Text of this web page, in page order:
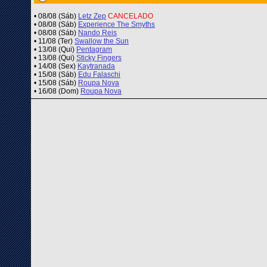
• 08/08 (Sáb) Letz Zep CANCELADO
• 08/08 (Sáb) Experience The Smyths
• 08/08 (Sáb) Nando Reis
• 11/08 (Ter) Swallow the Sun
• 13/08 (Qui) Pentagram
• 13/08 (Qui) Sticky Fingers
• 14/08 (Sex) Kaytranada
• 15/08 (Sáb) Edu Falaschi
• 15/08 (Sáb) Roupa Nova
• 16/08 (Dom) Roupa Nova